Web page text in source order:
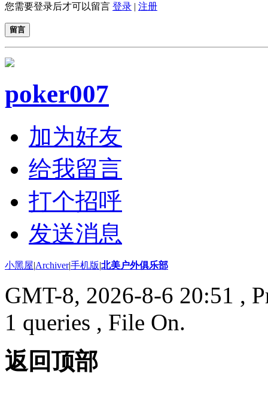
您需要登录后才可以留言 登录 | 注册
留言
poker007
加为好友
给我留言
打个招呼
发送消息
小黑屋|Archiver|手机版|北美户外俱乐部
GMT-8, 2026-8-6 20:51 ,
1 queries , File On.
返回顶部